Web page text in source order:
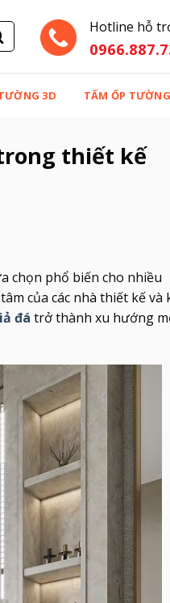
Hotline hỗ
3D TẤM ỐP
thiết kế
chọn phổ biến cho nhiều
của các nhà thiết kế và
đá trở thành xu hướng